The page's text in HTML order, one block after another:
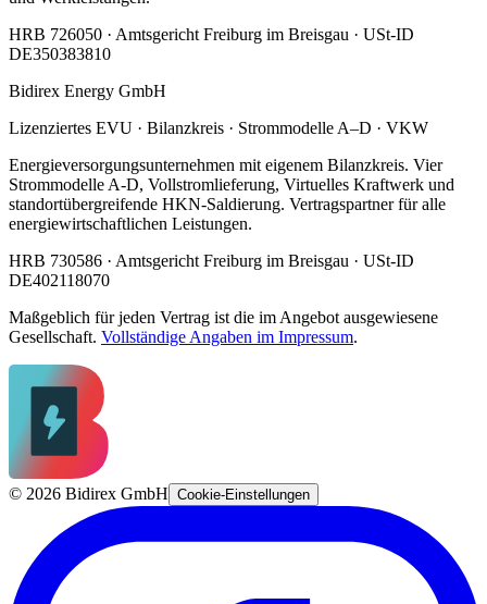
HRB 726050 · Amtsgericht Freiburg im Breisgau · USt-ID
DE350383810
Bidirex Energy GmbH
Lizenziertes EVU · Bilanzkreis · Strommodelle A–D · VKW
Energieversorgungsunternehmen mit eigenem Bilanzkreis. Vier
Strommodelle A-D, Vollstromlieferung, Virtuelles Kraftwerk und
standortübergreifende HKN-Saldierung. Vertragspartner für alle
energiewirtschaftlichen Leistungen.
HRB 730586 · Amtsgericht Freiburg im Breisgau · USt-ID
DE402118070
Maßgeblich für jeden Vertrag ist die im Angebot ausgewiesene
Gesellschaft. Vollständige Angaben im Impressum.
© 2026 Bidirex GmbH Cookie-Einstellungen